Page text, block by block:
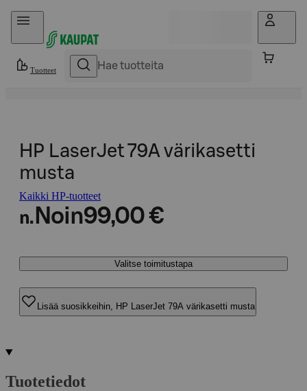
Hyppää sisältöön
Tuotteet
HP LaserJet 79A värikasetti
musta
Kaikki HP-tuotteet
n. Noin99,00 €
Valitse toimitustapa
Lisää suosikkeihin, HP LaserJet 79A värikasetti musta
Tuotetiedot